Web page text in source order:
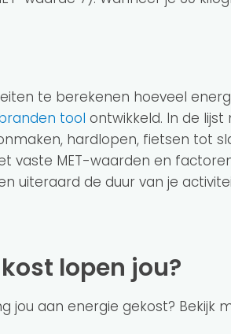
te berekenen hoeveel
tool ontwikkeld. In de
hardlopen, fietsen tot
vaste MET-waarden en
uiteraard de duur van je
kost lopen jou?
jou aan energie gekost? Bekijk